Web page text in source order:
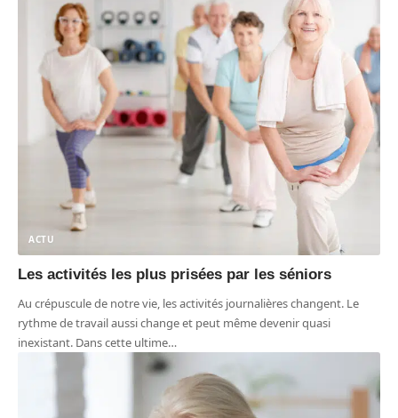
ACTU
Les activités les plus prisées par les séniors
Au crépuscule de notre vie, les activités journalières changent. Le
rythme de travail aussi change et peut même devenir quasi
inexistant. Dans cette ultime…